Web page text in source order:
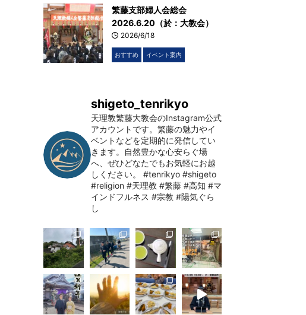
繁藤支部婦人会総会
2026.6.20（於：大教会）
2026/6/18
おすすめ イベント案内
shigeto_tenrikyo
天理教繁藤大教会のInstagram公式
アカウントです。繁藤の魅力やイ
ベントなどを定期的に発信してい
きます。自然豊かな心安らぐ場
へ、ぜひどなたでもお気軽にお越
しください。
#tenrikyo #shigeto
#religion #天理教 #繁藤 #高知 #マ
インドフルネス #宗教 #陽気ぐら
し